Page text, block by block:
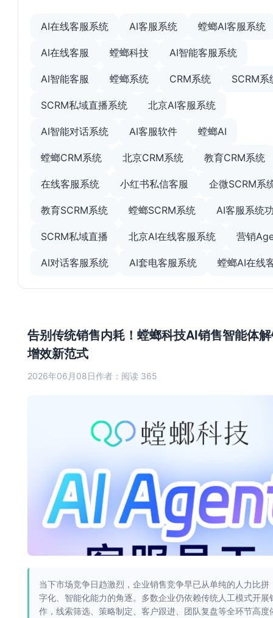
告别传统销售内耗！螳螂科技AI销售智能体
增效新范式
2026年06月08日作者： 阅读 365
当下市场竞争日趋激烈，企业销售竞争早已从单纯的人力比拼
字化、智能化能力的角逐。多数企业仍依赖传统人工模式开展
作，线索筛选、策略制定、客户跟进、团队复盘等全环节高度
AI在线客服系统 AI客服系统 螳螂AI客服系统
AI在线客服 螳螂科技 AI智能客服系统
AI智能客服 螳螂系统 CRM系统 SCRM系
SCRM私域直播系统 北京AI客服系统
AI智能对话系统 AI客服软件 螳螂AI
螳螂CRM系统 北京CRM系统 教育CRM系统
在线客服系统 小红书私信客服 企微SCRM系
教育SCRM系统 螳螂SCRM系统 AI客服系统
SCRM私域直播 北京AI在线客服系统 营销
AI对话客服系统 AI套电客服系统 螳螂AI在线